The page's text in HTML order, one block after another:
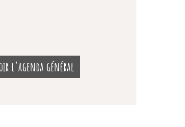
l'agenda général